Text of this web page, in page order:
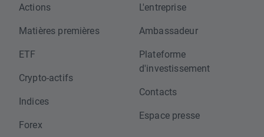
Actions
Matières premières
ETF
Crypto-actifs
Indices
Forex
L'entreprise
Ambassadeur
Plateforme
d'investissement
Contacts
Espace presse